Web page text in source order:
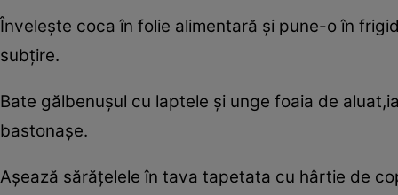
Înveleşte coca în folie alimentară şi pune-o în
subţire.
Bate gălbenuşul cu laptele şi unge foaia de
bastonaşe.
Aşează sărăţelele în tava tapetata